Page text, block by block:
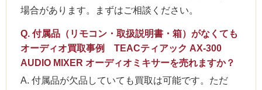
場合があります。まずはご相談ください。
Q. 付属品（リモコン・取扱説明書・箱）がなくても
オーディオ買取事例 TEACティアック AX-300
AUDIO MIXER オーディオミキサーを売れますか？
A. 付属品が欠品していても買取は可能です。ただ